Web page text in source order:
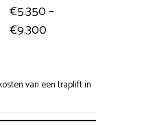
€5.350 –
€9.300
van een traplift in